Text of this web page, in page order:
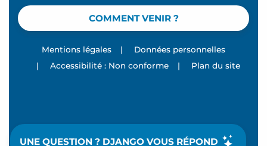
UNE QUESTION ? DJANGO VOUS RÉPOND
COMMENT VENIR ?
Mentions légales |
Données personnelles
|
Accessibilité : Non conforme | Plan du site